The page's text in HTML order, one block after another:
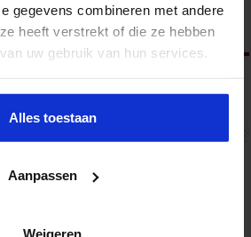
gegevens combineren met andere
heeft verstrekt of die ze hebben
uw gebruik van hun services.
Alles toestaan
Aanpassen
Weigeren